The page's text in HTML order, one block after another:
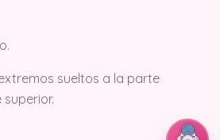
sueltos a la parte